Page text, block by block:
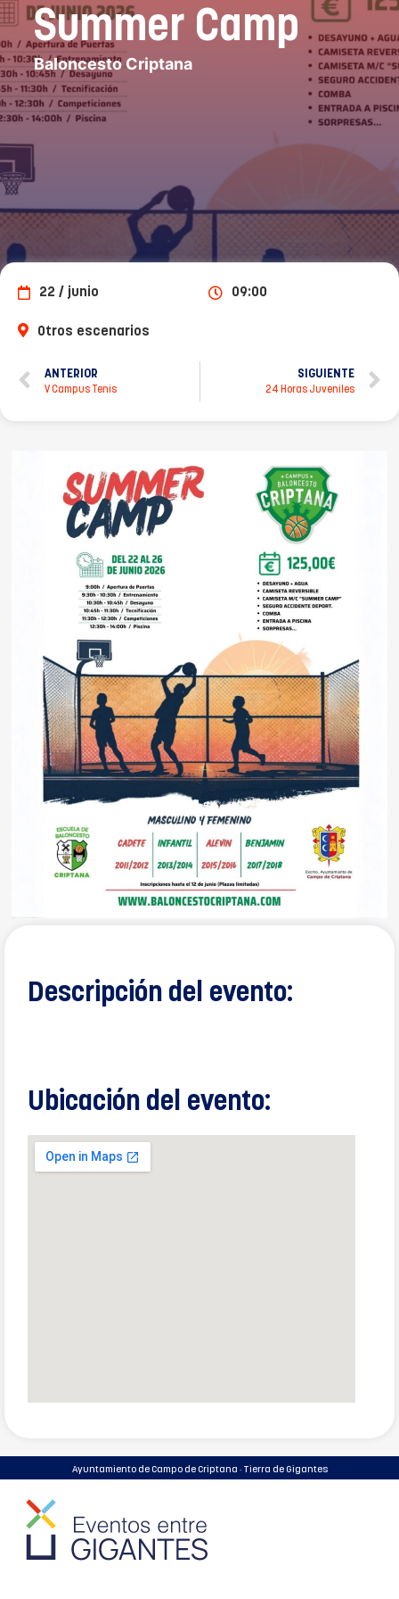
Summer Camp
Baloncesto Criptana
22 / junio 09:00
Otros escenarios
ANTERIOR
V Campus Tenis
SIGUIENTE
24 Horas Juveniles
Descripción del evento:
Ubicación del evento:
Ayuntamiento de Campo de Criptana · Tierra de Gigantes